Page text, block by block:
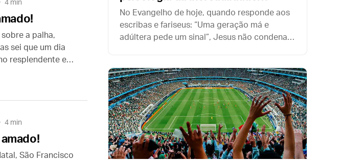
4 min
a palha,
sei que um dia
resplendente e
4 min
São Francisco
segundo os Evangelhos
No Evangelho de hoje, quando responde aos
escribas e fariseus: “Uma geração má e
adúltera pede um sinal”, Jesus não condena o
disposição interior com que ele é pedido.